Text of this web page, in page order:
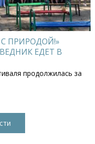
ПРИРОДОЙ!»
ЕДЕТ В
продолжилась за